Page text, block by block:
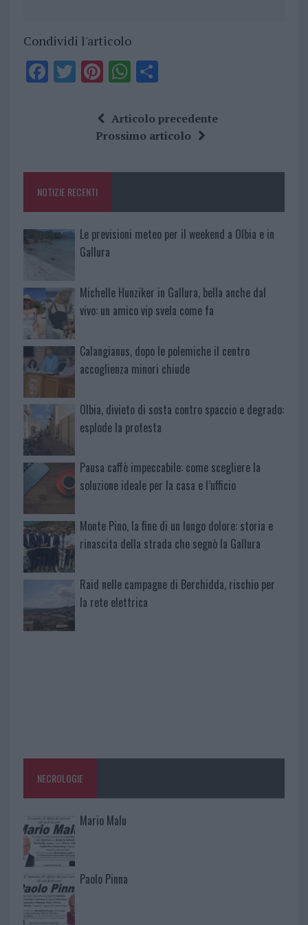
Condividi l'articolo
F
o
k
T Pi
te
re
W
at
s
p
S
a
re
Articolo precedente
Prossimo articolo
NOTIZIE RECENTI
Le previsioni meteo per il weekend a Olbia e in
Gallura
Michelle Hunziker in Gallura, bella anche dal
vivo: un amico vip svela come fa
Calangianus, dopo le polemiche il centro
accoglienza minori chiude
Olbia, divieto di sosta contro spaccio e degrado:
esplode la protesta
Pausa caffè impeccabile: come scegliere la
soluzione ideale per la casa e l’ufficio
Monte Pino, la fine di un lungo dolore: storia e
rinascita della strada che segnò la Gallura
Raid nelle campagne di Berchidda, rischio per
la rete elettrica
NECROLOGIE
Mario Malu
Paolo Pinna